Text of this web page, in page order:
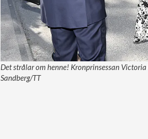
Det strålar om henne! Kronprinsessan
Sandberg/TT